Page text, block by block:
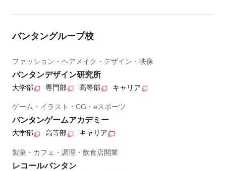
バンタングループ校
ファッション・ヘアメイク・デザイン・映像
バンタンデザイン研究所
大学部 専門部 高等部 キャリア
ゲーム・イラスト・CG・eスポーツ
バンタンゲームアカデミー
大学部 高等部 キャリア
製菓・カフェ・調理・飲食店開業
レコールバンタン